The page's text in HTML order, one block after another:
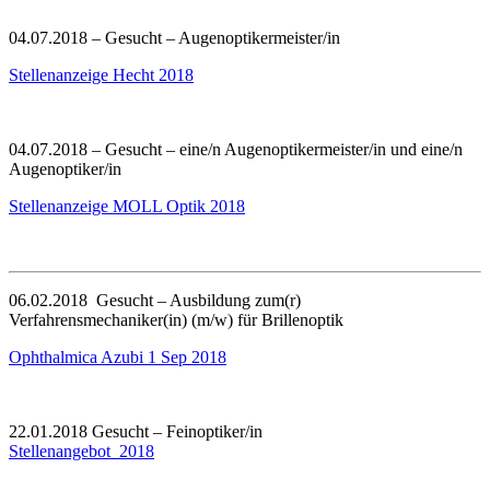
04.07.2018 – Gesucht – Augenoptikermeister/in
Stellenanzeige Hecht 2018
04.07.2018 – Gesucht – eine/n Augenoptikermeister/in und eine/n
Augenoptiker/in
Stellenanzeige MOLL Optik 2018
06.02.2018 Gesucht – Ausbildung zum(r)
Verfahrensmechaniker(in) (m/w) für Brillenoptik
Ophthalmica Azubi 1 Sep 2018
22.01.2018 Gesucht – Feinoptiker/in
Stellenangebot_2018